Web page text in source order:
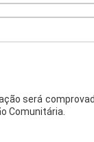
será
Comunitária.